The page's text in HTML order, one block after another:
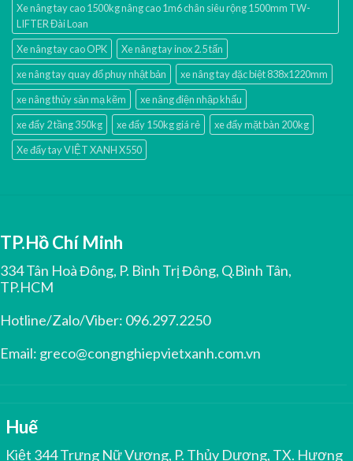
Xe nâng tay cao 1500kg nâng cao 1m6 chân siêu rộng 1500mm TW-
LIFTER Đài Loan
Xe nâng tay cao OPK
Xe nâng tay inox 2.5 tấn
xe nâng tay quay đổ phuy nhật bản
xe nâng tay đặc biệt 838x1220mm
xe nâng thủy sản mạ kẽm
xe nâng điện nhập khấu
xe đẩy 2 tầng 350kg
xe đẩy 150kg giá rẻ
xe đẩy mặt bàn 200kg
Xe đẩy tay VIỆT XANH X550
TP.Hồ Chí Minh
334 Tân Hoà Đông, P. Bình Trị Đông, Q.Bình Tân,
TP.HCM
Hotline/Zalo/Viber: 096.297.2250
Email: greco@congnghiepvietxanh.com.vn
Huế
Kiệt 344 Trưng Nữ Vương, P. Thủy Dương, TX. Hương